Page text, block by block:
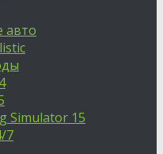
авто
Simulator 15
7